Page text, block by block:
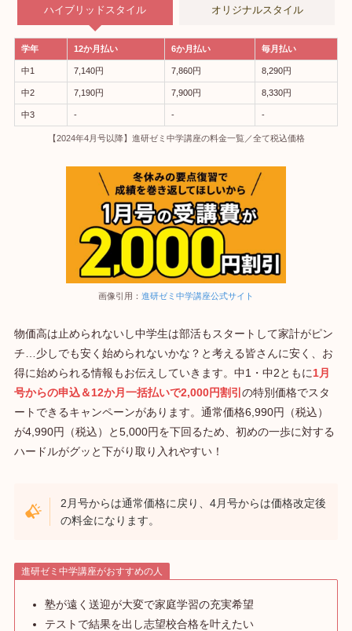
ハイブリッドスタイル オリジナルスタイル
学年 12か月払い 6か月払い 毎月払い
中1 7,140円 7,860円 8,290円
中2 7,190円 7,900円 8,330円
中3 ‐ ‐ ‐
【2024年4月号以降】進研ゼミ中学講座の料金一覧／全て税込価格
画像引用： 進研ゼミ中学講座公式サイト
物価高は止められないし中学生は部活もスタートして家計がピン
チ…少しでも安く始められないかな？と考える皆さんに安く、お
得に始められる情報もお伝えしていきます。中1・中2ともに1月
号からの申込＆12か月一括払いで2,000円割引の特別価格でスタ
ートできるキャンペーンがあります。通常価格6,990円（税込）
が4,990円（税込）と5,000円を下回るため、初めの一歩に対する
ハードルがグッと下がり取り入れやすい！
2月号からは通常価格に戻り、4月号からは価格改定後
の料金になります。
進研ゼミ中学講座がおすすめの人
塾が遠く送迎が大変で家庭学習の充実希望
テストで結果を出し志望校合格を叶えたい